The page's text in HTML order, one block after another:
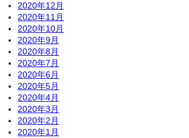
2020年12月
2020年11月
2020年10月
2020年9月
2020年8月
2020年7月
2020年6月
2020年5月
2020年4月
2020年3月
2020年2月
2020年1月